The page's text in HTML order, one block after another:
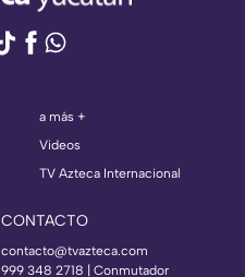
a más +
Videos
TV Azteca Internacional
CONTACTO
contacto@tvazteca.com
999 348 2718 | Conmutador